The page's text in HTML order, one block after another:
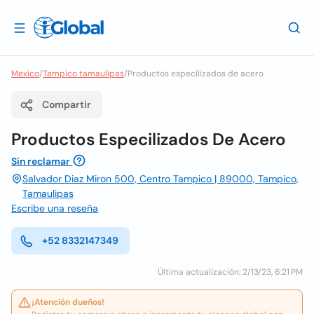
Mexico/Tampico tamaulipas/Productos especilizados de acero
Compartir
Productos Especilizados De Acero
Sin reclamar
Salvador Diaz Miron 500, Centro Tampico | 89000, Tampico,
Tamaulipas
Escribe una reseña
+52 8332147349
Última actualización: 2/13/23, 6:21 PM
¡Atención dueños!